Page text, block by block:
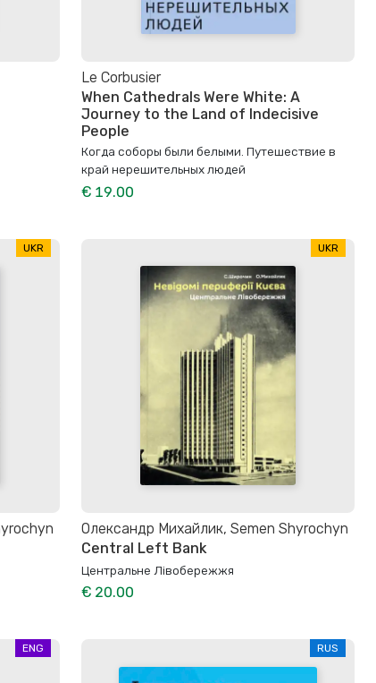
Le Corbusier
When Cathedrals Were White: A
Journey to the Land of Indecisive
People
Когда соборы были белыми. Путешествие в
край нерешительных людей
€ 19.00
UKR UKR
Олександр Михайлик, Semen Shyrochyn
Central Left Bank
Центральне Лівобережжя
€ 20.00
ENG RUS